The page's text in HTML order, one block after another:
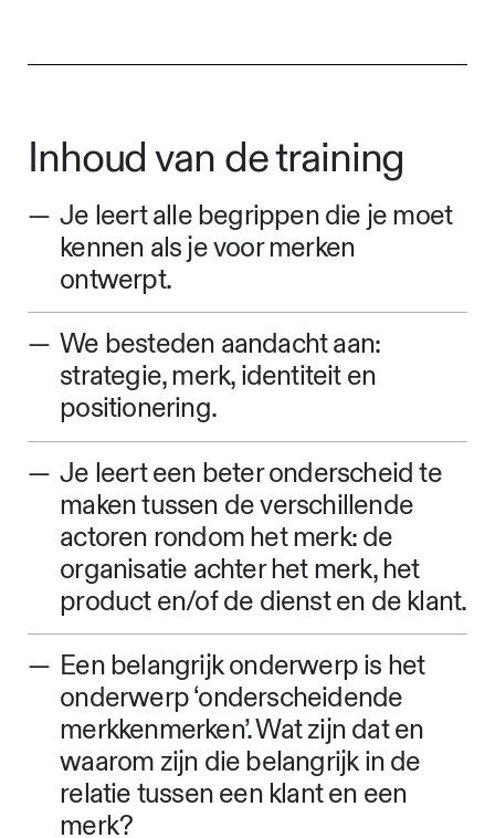
Inhoud van de training
Je leert alle begrippen die je moet
kennen als je voor merken
ontwerpt.
We besteden aandacht aan:
strategie, merk, identiteit en
positionering.
Je leert een beter onderscheid te
maken tussen de verschillende
actoren rondom het merk: de
organisatie achter het merk, het
product en/of de dienst en de klant.
Een belangrijk onderwerp is het
onderwerp ‘onderscheidende
merkkenmerken’. Wat zijn dat en
waarom zijn die belangrijk in de
relatie tussen een klant en een
merk?